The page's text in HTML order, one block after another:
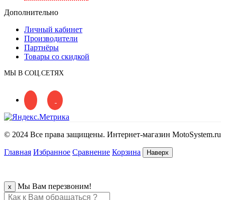
Дополнительно
Личный кабинет
Производители
Партнёры
Товары со скидкой
МЫ В СОЦ.СЕТЯХ
© 2024 Все права защищены. Интернет-магазин MotoSystem.ru
Главная Избранное Сравнение Корзина Наверх
x Мы Вам перезвоним!